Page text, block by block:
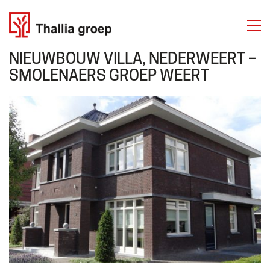
NIEUWBOUW VILLA, NEDERWEERT –
SMOLENAERS GROEP WEERT
THALLIA GROEP
Emmasingel 50
6001 BD Weert
Tel. 06 50 63 81 81
Over ons
Diensten
Projecten
Contact